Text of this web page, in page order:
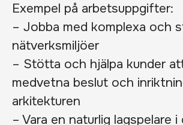
Exempel på arbetsuppgifter:
– Jobba med komplexa och
nätverksmiljöer
– Stötta och hjälpa kunder
medvetna beslut och
arkitekturen
– Vara en naturlig lagspelare i